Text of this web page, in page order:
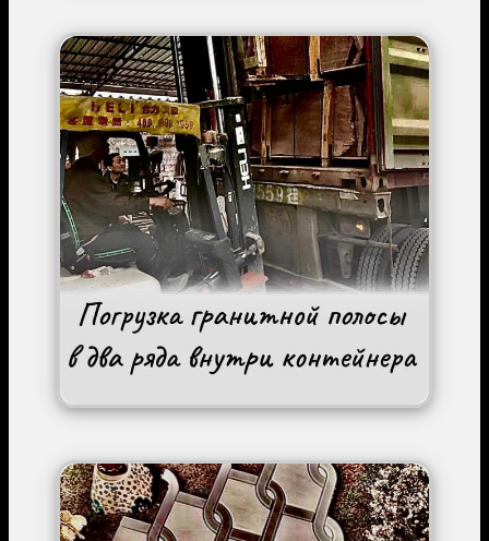
Image
Image